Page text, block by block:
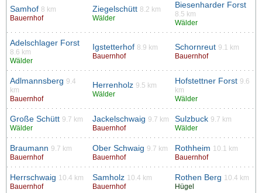
Samhof 8 km
Bauernhof
Ziegelschütt 8.2 km
Wälder
Biesenharder Forst
8.5 km
Wälder
Adelschlager Forst
8.6 km
Wälder
Igstetterhof 8.9 km
Bauernhof
Schornreut 9.1 km
Bauernhof
Adlmannsberg 9.4
km
Bauernhof
Herrenholz 9.5 km
Wälder
Hofstettner Forst 9.6
km
Wälder
Große Schütt 9.7 km
Wälder
Jackelschwaig 9.7 km
Bauernhof
Sulzbuck 9.7 km
Wälder
Braumann 9.7 km
Bauernhof
Ober Schwaig 9.7 km
Bauernhof
Rothheim 10.1 km
Bauernhof
Herrschwaig 10.4 km
Bauernhof
Samholz 10.4 km
Bauernhof
Rothen Berg 10.4 km
Hügel